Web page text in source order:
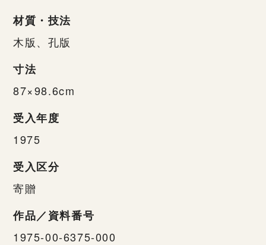
材質・技法
木版、孔版
寸法
87×98.6cm
受入年度
1975
受入区分
寄贈
作品／資料番号
1975-00-6375-000